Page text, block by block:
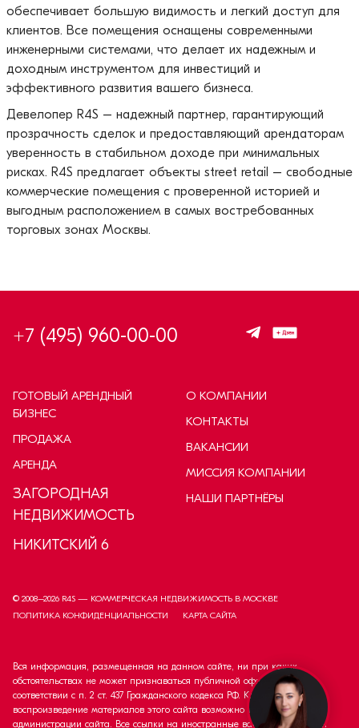
обеспечивает большую видимость и легкий доступ для
клиентов. Все помещения оснащены современными
инженерными системами, что делает их надежным и
доходным инструментом для инвестиций и
эффективного развития вашего бизнеса.
Девелопер R4S – надежный партнер, гарантирующий
прозрачность сделок и предоставляющий арендаторам
уверенность в стабильном доходе при минимальных
рисках. R4S предлагает объекты street retail – свободные
коммерческие помещения с проверенной историей и
выгодным расположением в самых востребованных
торговых зонах Москвы.
+7 (495) 960-00-00
ГОТОВЫЙ АРЕНДНЫЙ
БИЗНЕС
ПРОДАЖА
АРЕНДА
ЗАГОРОДНАЯ
НЕДВИЖИМОСТЬ
НИКИТСКИЙ 6
О КОМПАНИИ
КОНТАКТЫ
ВАКАНСИИ
МИССИЯ КОМПАНИИ
НАШИ ПАРТНЁРЫ
© 2008–2026 R4S — КОММЕРЧЕСКАЯ НЕДВИЖИМОСТЬ В МОСКВЕ
ПОЛИТИКА КОНФИДЕНЦИАЛЬНОСТИ
КАРТА САЙТА
Вся информация, размещенная на данном сайте, ни при каких
обстоятельствах не может признаваться публичной офертой в
соответствии с п. 2 ст. 437 Гражданского кодекса РФ. Копирование и
воспроизведение материалов этого сайта возможно только с согласия
администрации сайта. Все ссылки на иностранные валюты приведены